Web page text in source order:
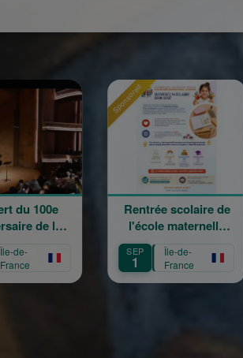
Sponsored
Rentrée scolaire de
l'école maternelle
SEP
1
Île-de-
France
Sponsored
120 ans
SEP
12
Île-de-
France